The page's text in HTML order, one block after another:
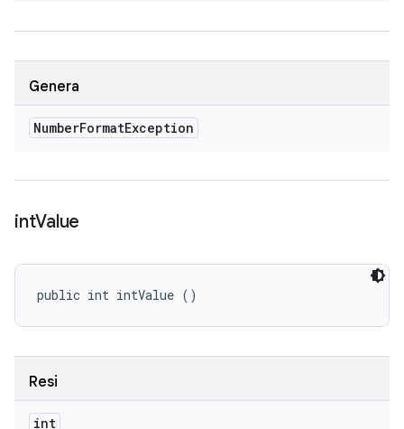
Genera
NumberFormatException
intValue
public int intValue ()
Resi
int